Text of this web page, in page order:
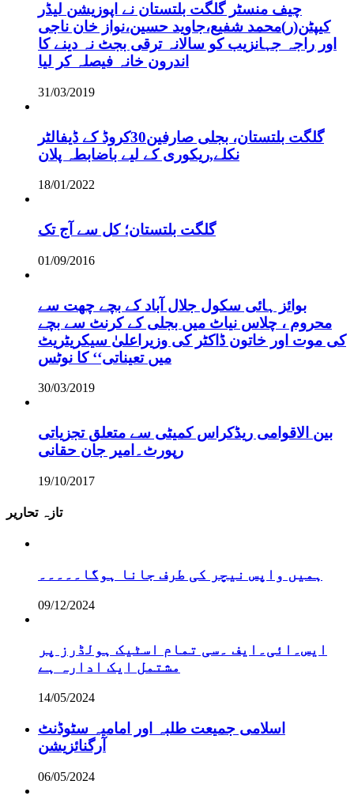
چیف منسٹر گلگت بلتستان نے اپوزیشن لیڈر
کیپٹن(ر)محمد شفیع،جاوید حسین،نواز خان ناجی
اور راجہ جہانزیب کو سالانہ ترقی بجٹ نہ دینے کا
اندرون خانہ فیصلہ کر لیا
31/03/2019
گلگت بلتستان، بجلی صارفین30کروڈ کے ڈیفالٹر
نکلے,ریکوری کے لیے باضابطہ پلان
18/01/2022
گلگت بلتستان؛ کل سے آج تک
01/09/2016
بوائز ہائی سکول جلال آباد کے بچے چھت سے
محروم ، چلاس نیاٹ میں بجلی کے کرنٹ سے بچے
کی موت اور خاتون ڈاکٹر کی وزیراعلیٰ سیکریٹریٹ
میں تعیناتی‘‘ کا نوٹس
30/03/2019
بین الاقوامی ریڈکراس کمیٹی سے متعلق تجزیاتی
رپورٹ۔امیر جان حقانی
19/10/2017
تازہ تحاریر
ہمیں واپس نیچر کی طرف جانا ہوگا۔۔۔۔۔
09/12/2024
ایس۔ائی۔ایف ۔سی تمام اسٹیک ہولڈرز پر
مشتمل ایک ادارہ ہے
14/05/2024
اسلامی جمیعت طلبہ اور امامیہ سٹوڈنٹ
آرگنائزیشن
06/05/2024